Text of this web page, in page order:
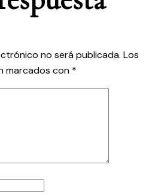
no será publicada. Los
marcados con *